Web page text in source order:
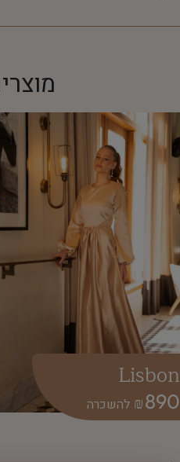
890
₪
Lisbon